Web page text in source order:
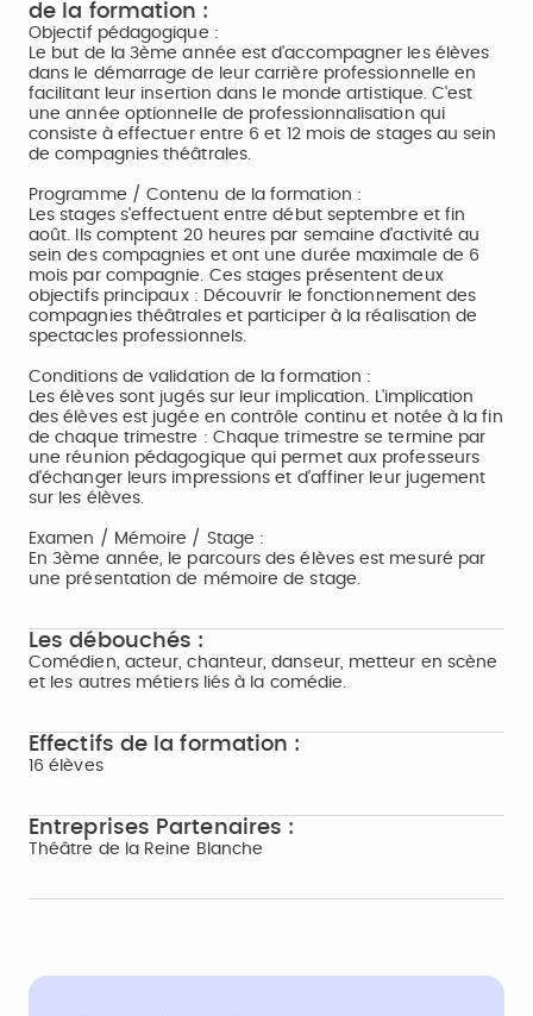
de la formation :
Objectif pédagogique :
Le but de la 3ème année est d'accompagner les élèves
dans le démarrage de leur carrière professionnelle en
facilitant leur insertion dans le monde artistique. C'est
une année optionnelle de professionnalisation qui
consiste à effectuer entre 6 et 12 mois de stages au sein
de compagnies théâtrales.
Programme / Contenu de la formation :
Les stages s'effectuent entre début septembre et fin
août. Ils comptent 20 heures par semaine d'activité au
sein des compagnies et ont une durée maximale de 6
mois par compagnie. Ces stages présentent deux
objectifs principaux : Découvrir le fonctionnement des
compagnies théâtrales et participer à la réalisation de
spectacles professionnels.
Conditions de validation de la formation :
Les élèves sont jugés sur leur implication. L'implication
des élèves est jugée en contrôle continu et notée à la fin
de chaque trimestre : Chaque trimestre se termine par
une réunion pédagogique qui permet aux professeurs
d'échanger leurs impressions et d'affiner leur jugement
sur les élèves.
Examen / Mémoire / Stage :
En 3ème année, le parcours des élèves est mesuré par
une présentation de mémoire de stage.
Les débouchés :
Comédien, acteur, chanteur, danseur, metteur en scène
et les autres métiers liés à la comédie.
Effectifs de la formation :
16 élèves
Entreprises Partenaires :
Théâtre de la Reine Blanche